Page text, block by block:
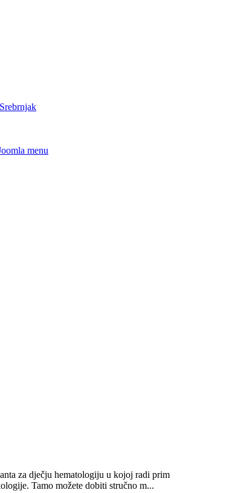
menu
prvim desetljećima 20. stoljeća kao privatni